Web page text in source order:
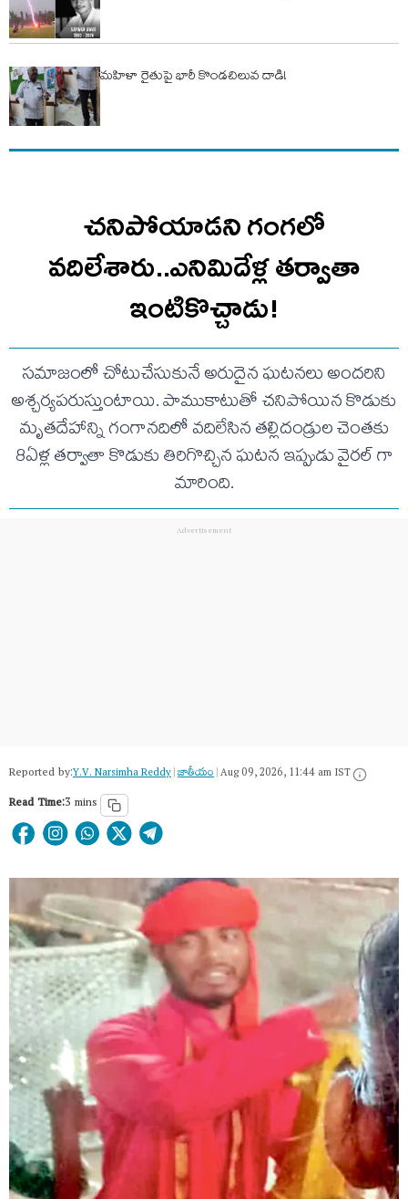
మహిళా రైతుపై భారీ కొండచిలువ దాడి!
చనిపోయాడని గంగలో
వదిలేశారు..ఎనిమిదేళ్ల తర్వాతా
ఇంటికొచ్చాడు!
సమాజంలో చోటుచేసుకునే అరుదైన ఘటనలు అందరిని
అశ్చర్యపరుస్తుంటాయి. పాముకాటుతో చనిపోయిన కొడుకు
మృతదేహాన్ని గంగానదిలో వదిలేసిన తల్లిదండ్రుల చెంతకు
8ఏళ్ల తర్వాతా కొడుకు తిరిగొచ్చిన ఘటన ఇప్పుడు వైరల్ గా
మారింది.
Reported by:Y.V. Narsimha Reddy|జాతీయం|Aug 09, 2026, 11:44 am IST
Read Time:3 mins